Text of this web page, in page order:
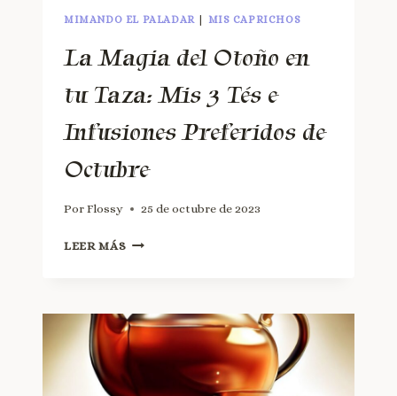
MIMANDO EL PALADAR| MIS CAPRICHOS
La Magia del Otoño en
tu Taza: Mis 3 Tés e
Infusiones Preferidos de
Octubre
Por Flossy 25 de octubre de 2023
LEER MÁS